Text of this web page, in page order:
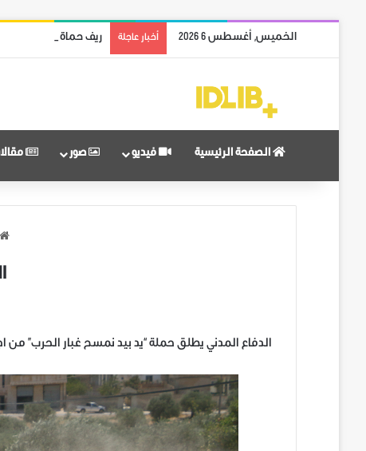
الخميس, أغسطس 6 2026 أخبار عاجلة مدينة حلب بالكامل
الصفحة الرئيسية فيديو صور
الدفاع المدني يطلق حملة “يد بيد نمسح غبار الحرب”